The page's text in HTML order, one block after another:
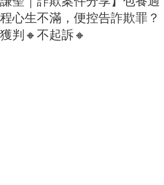
程心生不滿，便控告詐欺罪？
獲判🔸不起訴🔸